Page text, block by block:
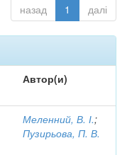
назад 1 далі
Автор(и)
Меленний, В. І.;
Пузирьова, П. В.